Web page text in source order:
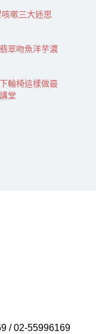
嗽三大迷思
翠吻魚洋芋濃
輪椅這樣做最
堂
/ 02-55996169